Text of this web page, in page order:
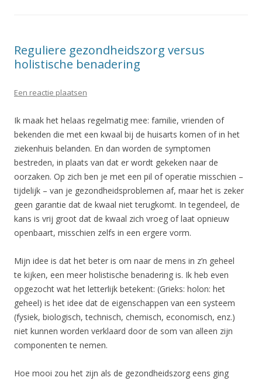
Reguliere gezondheidszorg versus
holistische benadering
Een reactie plaatsen
Ik maak het helaas regelmatig mee: familie, vrienden of
bekenden die met een kwaal bij de huisarts komen of in het
ziekenhuis belanden. En dan worden de symptomen
bestreden, in plaats van dat er wordt gekeken naar de
oorzaken. Op zich ben je met een pil of operatie misschien –
tijdelijk – van je gezondheidsproblemen af, maar het is zeker
geen garantie dat de kwaal niet terugkomt. In tegendeel, de
kans is vrij groot dat de kwaal zich vroeg of laat opnieuw
openbaart, misschien zelfs in een ergere vorm.
Mijn idee is dat het beter is om naar de mens in z’n geheel
te kijken, een meer holistische benadering is. Ik heb even
opgezocht wat het letterlijk betekent: (Grieks: holon: het
geheel) is het idee dat de eigenschappen van een systeem
(fysiek, biologisch, technisch, chemisch, economisch, enz.)
niet kunnen worden verklaard door de som van alleen zijn
componenten te nemen.
Hoe mooi zou het zijn als de gezondheidszorg eens ging